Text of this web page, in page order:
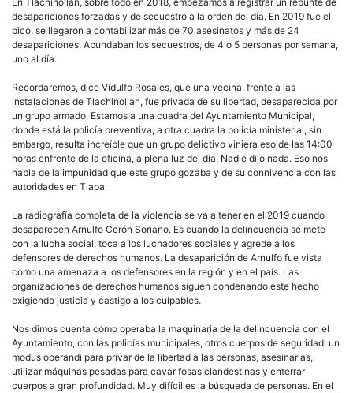
desapariciones forzadas y de secuestro a la orden del día. En 2019 fue el
pico, se llegaron a contabilizar más de 70 asesinatos y más de 24
desapariciones. Abundaban los secuestros, de 4 o 5 personas por semana,
uno al día.
Recordaremos, dice Vidulfo Rosales, que una vecina, frente a las
instalaciones de Tlachinollan, fue privada de su libertad, desaparecida por
un grupo armado. Estamos a una cuadra del Ayuntamiento Municipal,
donde está la policía preventiva, a otra cuadra la policía ministerial, sin
embargo, resulta increíble que un grupo delictivo viniera eso de las 14:00
horas enfrente de la oficina, a plena luz del día. Nadie dijo nada. Eso nos
habla de la impunidad que este grupo gozaba y de su connivencia con las
autoridades en Tlapa.
La radiografía completa de la violencia se va a tener en el 2019 cuando
desaparecen Arnulfo Cerón Soriano. Es cuando la delincuencia se mete
con la lucha social, toca a los luchadores sociales y agrede a los
defensores de derechos humanos. La desaparición de Arnulfo fue vista
como una amenaza a los defensores en la región y en el país. Las
organizaciones de derechos humanos siguen condenando este hecho
exigiendo justicia y castigo a los culpables.
Nos dimos cuenta cómo operaba la maquinaria de la delincuencia con el
Ayuntamiento, con las policías municipales, otros cuerpos de seguridad: un
modus operandi para privar de la libertad a las personas, asesinarlas,
utilizar máquinas pesadas para cavar fosas clandestinas y enterrar
cuerpos a gran profundidad. Muy difícil es la búsqueda de personas. En el